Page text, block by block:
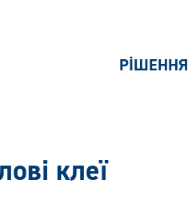
РІШЕННЯ
клеї